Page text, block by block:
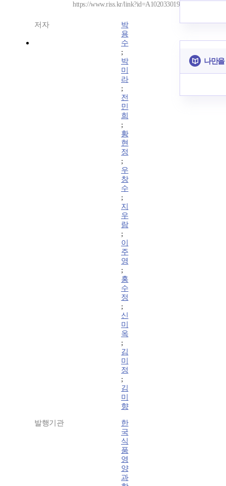
https://www.riss.kr/link?id=A102033019
저자
박
용
수
;
박
미
라
;
전
민
희
;
황
현
정
;
우
창
수
;
지
우
람
;
이
주
영
;
홍
수
정
;
신
미
옥
;
김
미
정
;
김
미
향
발행기관
한
국
식
품
영
양
과
나만을